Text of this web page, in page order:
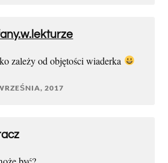
zależy od objętości wiaderka
2017